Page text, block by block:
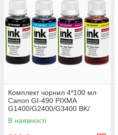
Комплект чорнил 4*100 мл
Canon GI-490 PIXMA
G1400/G2400/G3400 BK/
С/M/Y ColorWay
В наявності